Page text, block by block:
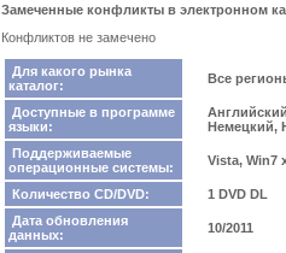
Замеченные конфликты в электронном
Конфликтов не замечено
Для какого рынка
каталог:
Все
Доступные в программе
языки:
Немецкий,
Поддерживаемые
операционные системы:
Vista, Win7
Количество CD/DVD:
1 DVD DL
Дата обновления
данных:
10/2011